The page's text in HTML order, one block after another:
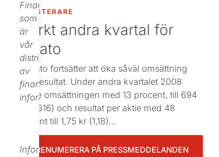
Finance,
som
är
vår
distributör
av
finansiell
information.
Informationen
INVESTERARE
Starkt andra kvartal för
Nolato
: Nolato fortsätter att öka såväl omsättning
som resultat. Under andra kvartalet 2008
ökade omsättningen med 13 procent, till 694
mkr (616) och resultat per aktie med 48
procent till 1,75 kr (1,18)...
PRENUMERERA PÅ PRESSMEDDELANDEN